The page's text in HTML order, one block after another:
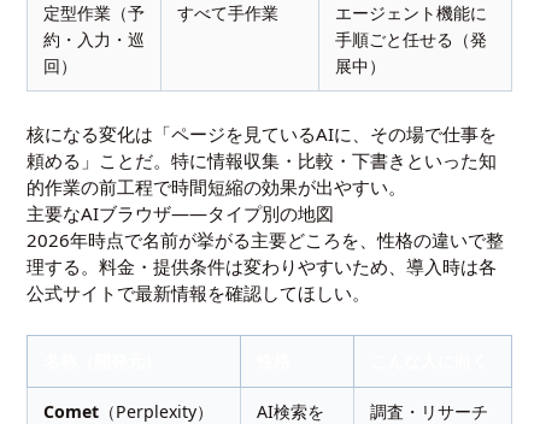
定型作業（予
約・入力・巡
回）
すべて手作業
エージェント機能に
手順ごと任せる（発
展中）
核になる変化は「ページを見ているAIに、その場で仕事を
頼める」ことだ。特に情報収集・比較・下書きといった知
的作業の前工程で時間短縮の効果が出やすい。
主要なAIブラウザ——タイプ別の地図
2026年時点で名前が挙がる主要どころを、性格の違いで整
理する。料金・提供条件は変わりやすいため、導入時は各
公式サイトで最新情報を確認してほしい。
Comet （Perplexity）
AI検索を
調査・リサーチ